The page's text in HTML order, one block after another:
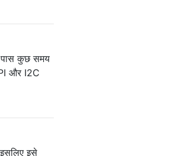
पास कुछ समय
और I2C
इसे